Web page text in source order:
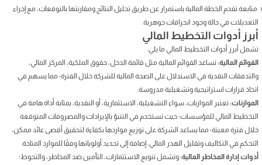
متابعة تقدم الخطة المالية باستمرار عن طريق تحليل النتائج ومقارنتها بالتوقعات، مع إجراء
التعديلات في حالة وجود انحرافات جوهرية.
أبرز أدوات التخطيط المالي
تشمل أبرز أدوات التخطيط المالي ما يلي:
القوائم المالية: تساعد القوائم المالية مثل قائمة الدخل، حقوق الملكية، المركز المالي،
والتدفقات النقدية في الاستدلال على الصحة المالية للشركة خلال الفترة؛ مما يسهم في
اتخاذ قرارات استراتيجية وتشغيلية مدروسة.
الموازنات: تعتبر الموازنات، سواء التشغيلية، الاستثمارية، أو النقدية، بمثابة أداة هامة في
التخطيط المالي للمؤسسات؛ حيث تستخدم في التنبؤ بالإيرادات والمصروفات المتوقعة
خلال فترة معينة؛ مما يساعد الشركة على توزيع مواردها بكفاءة لتحقيق أقصى عائد ممكن،
التحكم في التكاليف وتقليل الهدر المالي، إضافة إلى تحديد أولوياتها وفقًا للموارد المتاحة.
أدوات إدارة المخاطر المالية: وتشمل تنويع الاستثمارات، التأمين ضد المخاطر، والتحوط؛